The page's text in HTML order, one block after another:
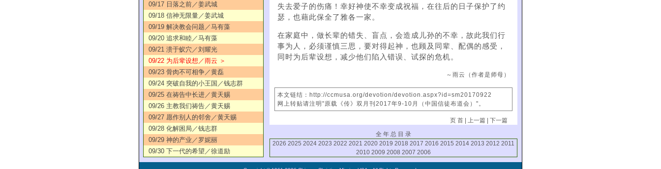
09/17 日落之前／姜武城
09/18 信神无限量／姜武城
09/19 解决教会问题／马有藻
09/20 追求和睦／马有藻
09/21 溃于蚁穴／刘耀光
09/22 为后辈设想／雨云 ＞
09/23 骨肉不可相争／黄磊
09/24 突破自我的小王国／钱志群
09/25 在祷告中长进／黄天赐
09/26 主教我们祷告／黄天赐
09/27 愿作别人的邻舍／黄天赐
09/28 化解困局／钱志群
09/29 神的产业／罗妮丽
09/30 下一代的希望／徐道励
失去爱子的伤痛！幸好神使不幸变成祝福，在往后的日子保护了约
瑟，也藉此保全了雅各一家。
在家庭中，做长辈的错失、盲点，会造成儿孙的不幸，故此我们行
事为人，必须谨慎三思，要对得起神，也顾及同辈、配偶的感受，
同时为后辈设想，减少他们陷入错误、试探的危机。
～雨云（作者是师母）
本文链结：http://ccmusa.org/devotion/devotion.aspx?id=sm20170922
网上转贴请注明"原载《传》双月刊2017年9-10月（中国信徒布道会）"。
页 首 |上一篇 |下一篇
全 年 总 目 录
2026 2025 2024 2023 2022 2021 2020 2019 2018 2017 2016 2015 2014 2013 2012 2011
2010 2009 2008 2007 2006